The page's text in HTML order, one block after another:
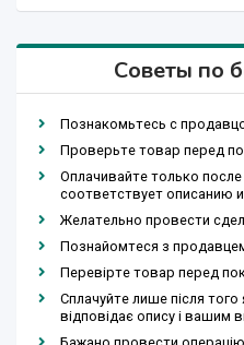
Советы по
Познакомьтесь с
Проверьте товар перед
Оплачивайте только
соответствует описанию
Желательно провести
Познайомтеся з продавцем
Перевірте товар перед
Сплачуйте лише після
відповідає опису і вашим